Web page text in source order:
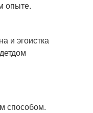
опыте.
и эгоистка
способом.